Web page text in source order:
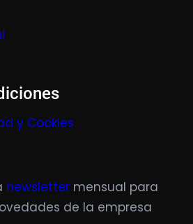
y Cookies
newsletter mensual para
de la empresa